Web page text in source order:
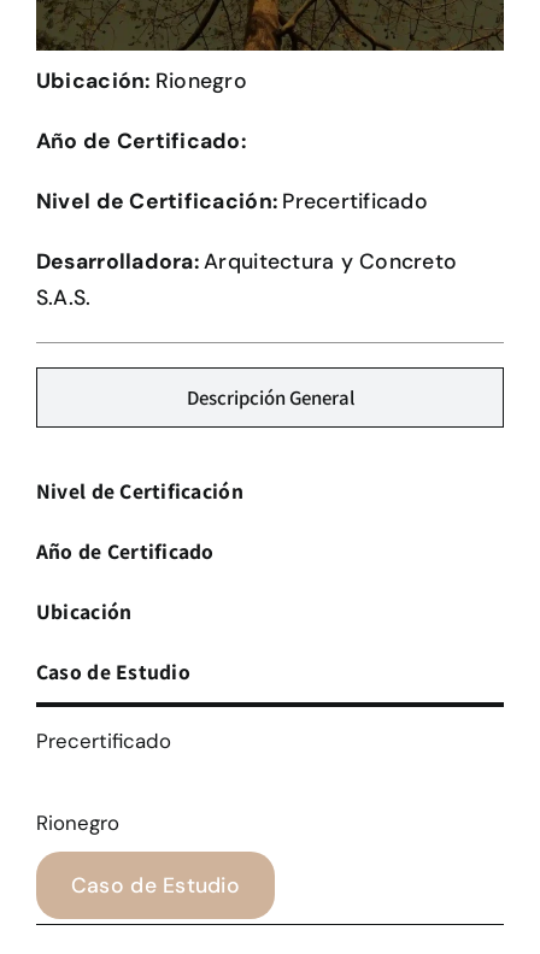
Herramientas
Credenciales
Ubicación: Rionegro
Año de Certificado:
Nivel de Certificación: Precertificado
Desarrolladora:Arquitectura y Concreto
S.A.S.
Descripción General
Nivel de Certificación
Año de Certificado
Ubicación
Caso de Estudio
Precertificado
Rionegro
Caso de Estudio